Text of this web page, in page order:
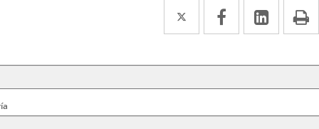
Twitter
Enlace
a
una
aplicación
Facebook
Enlace
a
una
aplicación
Enlace
a
una